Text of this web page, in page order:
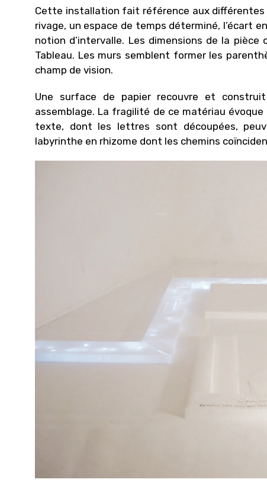
Cette installation fait référence aux différentes
rivage, un espace de temps déterminé, l’écart
notion d’intervalle. Les dimensions de la
Tableau. Les murs semblent former les
champ de vision.
Une surface de papier recouvre et
assemblage. La fragilité de ce matériau
texte, dont les lettres sont découpées,
labyrinthe en rhizome dont les chemins